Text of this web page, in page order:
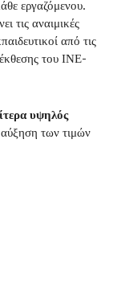
εργαζόμενου.
τις αναιμικές
από τις
του ΙΝΕ-
υψηλός
των τιμών